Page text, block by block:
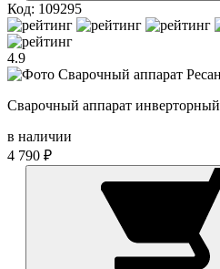
Код: 109295
4.9
Сварочный аппарат инверторный
в наличии
4 790 ₽